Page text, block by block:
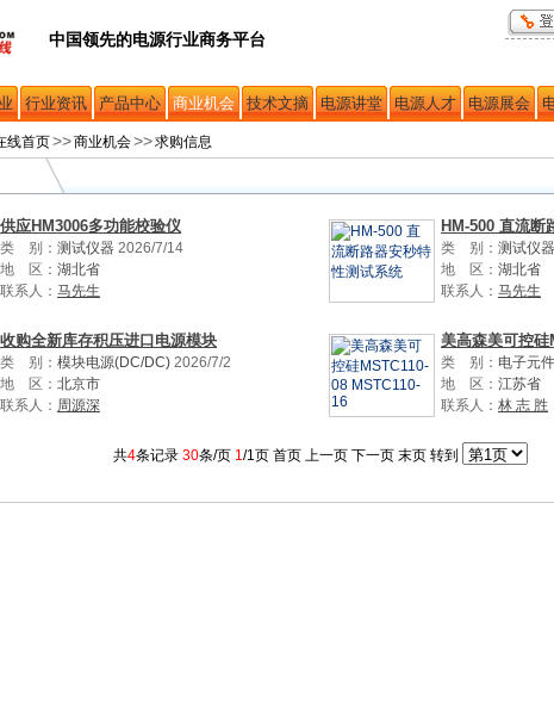
中国领先的电源行业商务平台
行业资讯 产品中心 商业机会 技术文摘 电源讲堂 电源人才 电源展会
线首页>>商业机会>>求购信息
供应HM3006多功能校验仪
类 别： 测试仪器 2026/7/14
地 区： 湖北省
联系人： 马先生
HM-500 直流断
类 别： 测试仪器
地 区： 湖北省
联系人： 马先生
收购全新库存积压进口电源模块
类 别： 模块电源(DC/DC) 2026/7/2
地 区： 北京市
联系人： 周源深
美高森美可控硅
类 别： 电子元件
地 区： 江苏省
联系人： 林 志 胜
共4条记录 30条/页 1/1页 首页 上一页 下一页 末页 转到